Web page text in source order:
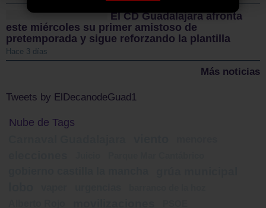
El CD Guadalajara afronta
este miércoles su primer amistoso de
pretemporada y sigue reforzando la plantilla
Hace 3 días
Más noticias
Tweets by ElDecanodeGuad1
Nube de Tags